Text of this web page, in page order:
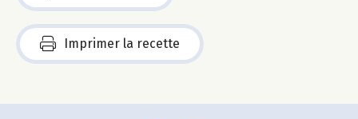
Imprimer la recette